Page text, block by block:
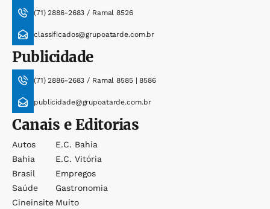
(71) 2886-2683 / Ramal 8526
classificados@grupoatarde.com.br
Publicidade
(71) 2886-2683 / Ramal 8585 | 8586
publicidade@grupoatarde.com.br
Canais e Editorias
Autos
Bahia
Brasil
Saúde
Cineinsite
E.c. Bahia
E.c. Vitória
Empregos
Gastronomia
Muito